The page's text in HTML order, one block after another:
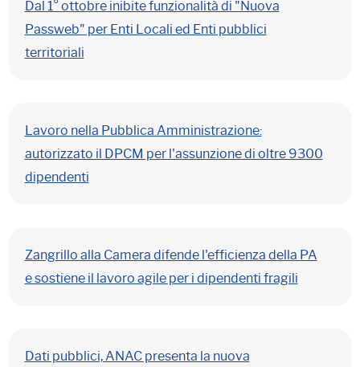
Dal 1° ottobre inibite funzionalità di "Nuova
Passweb" per Enti Locali ed Enti pubblici
territoriali
Lavoro nella Pubblica Amministrazione:
autorizzato il DPCM per l'assunzione di oltre 9300
dipendenti
Zangrillo alla Camera difende l'efficienza della PA
e sostiene il lavoro agile per i dipendenti fragili
Dati pubblici, ANAC presenta la nuova